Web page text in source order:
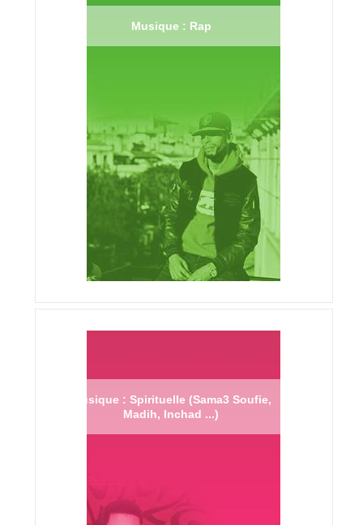
Musique : Rap
Musique : Spirituelle (Sama3 Soufie,
Madih, Inchad ...)